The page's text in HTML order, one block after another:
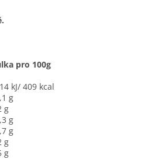
pro 100g
kJ/ 409 kcal
g
g
g
g
g
g